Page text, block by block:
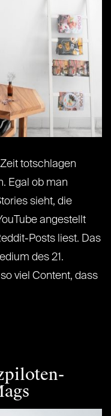
totschlagen
Egal ob man
sieht, die
angestellt
Posts liest. Das
des 21.
viel Content, dass